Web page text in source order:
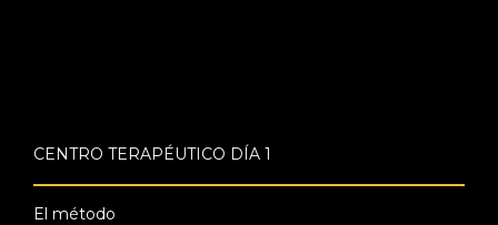
CENTRO TERAPÉUTICO DÍA 1
El método